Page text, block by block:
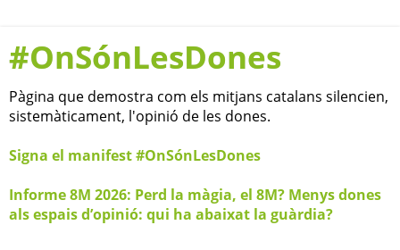
#OnSónLesDones
Pàgina que demostra com els mitjans catalans silencien,
sistemàticament, l'opinió de les dones.
Signa el manifest #OnSónLesDones
Informe 8M 2026: Perd la màgia, el 8M? Menys dones
als espais d’opinió: qui ha abaixat la guàrdia?